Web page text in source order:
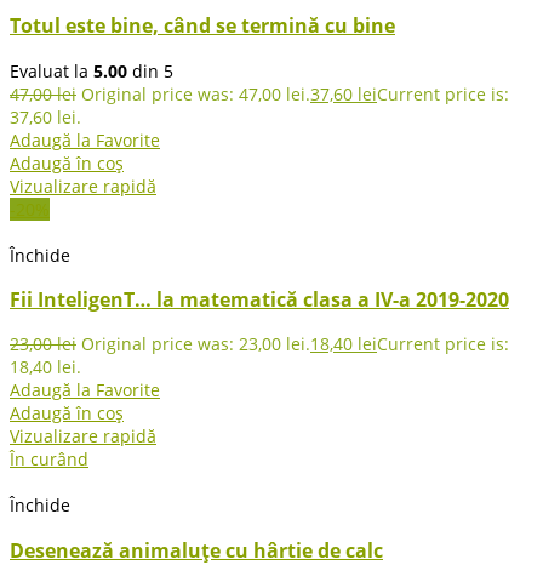
Totul este bine, când se termină cu bine
Evaluat la 5.00 din 5
47,00lei Original price was: 47,00 lei.37,60 leiCurrent price is:
37,60 lei.
Adaugă la Favorite
Adaugă în coș
Vizualizare rapidă
-20%
Închide
Fii InteligenT… la matematică clasa a IV-a 2019-2020
23,00lei Original price was: 23,00 lei.18,40 leiCurrent price is:
18,40 lei.
Adaugă la Favorite
Adaugă în coș
Vizualizare rapidă
În curând
Închide
Desenează animaluțe cu hârtie de calc